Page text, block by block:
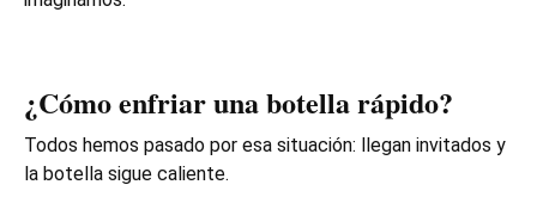
¿Cómo enfriar una botella rápido?
Todos hemos pasado por esa situación: llegan invitados y
la botella sigue caliente.